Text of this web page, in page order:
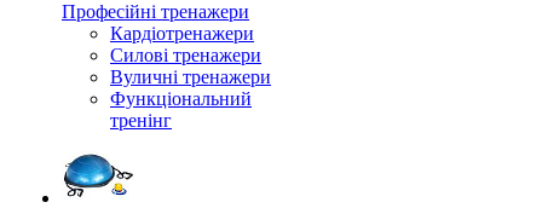
Професійні тренажери
Кардіотренажери
Силові тренажери
Вуличні тренажери
Функціональний
тренінг